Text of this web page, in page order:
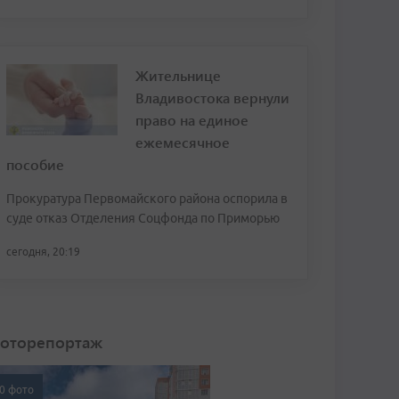
Жительнице
Владивостока вернули
право на единое
ежемесячное
пособие
Прокуратура Первомайского района оспорила в
суде отказ Отделения Соцфонда по Приморью
сегодня, 20:19
фото